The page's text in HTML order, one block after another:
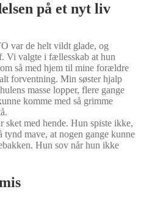
på et nyt liv
var de helt vildt glade, og
Vi valgte i fællesskab at hun
så med hjem til mine forældre
forventning. Min søster hjalp
masse lopper, flere gange
komme med så grimme
sket med hende. Hun spiste ikke,
mave, at nogen gange kunne
Hun sov når hun ikke